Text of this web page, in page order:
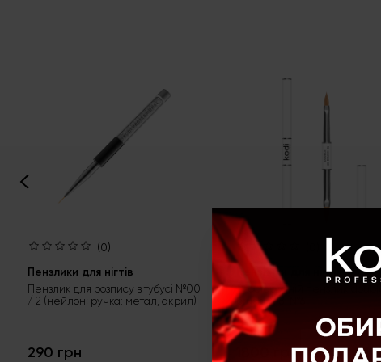
(0)
Пензлики для нігтів
Пензлик для розпису в тубусі №00
/ 2 (нейлон; ручка: метал, акрил)
290 грн
Пензлики для нігтів
Двосторонній пензлик double
brush, №8-№6
1800 грн